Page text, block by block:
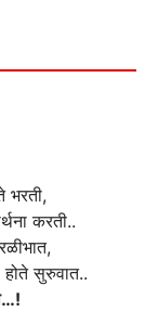
भरती,
करती..
होते सुरुवात..